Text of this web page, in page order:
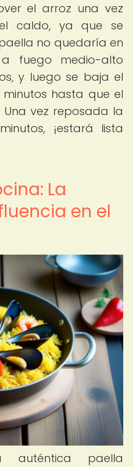
el arroz una vez
caldo, ya que se
no quedaría en
fuego medio-alto
y luego se baja el
hasta que el
vez reposada la
¡estará lista
La
en el
auténtica paella